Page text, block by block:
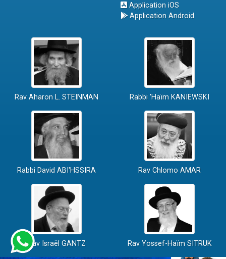
Application iOS
Application Android
Rav Aharon L. STEINMAN Rabbi 'Haïm KANIEWSKI
Rabbi David ABI'HSSIRA Rav Chlomo AMAR
Rav Israël GANTZ Rav Yossef-Haïm SITRUK